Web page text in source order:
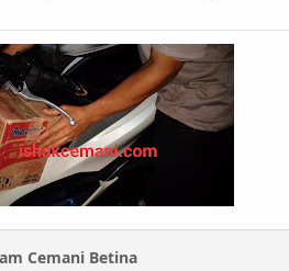
Cemani Betina